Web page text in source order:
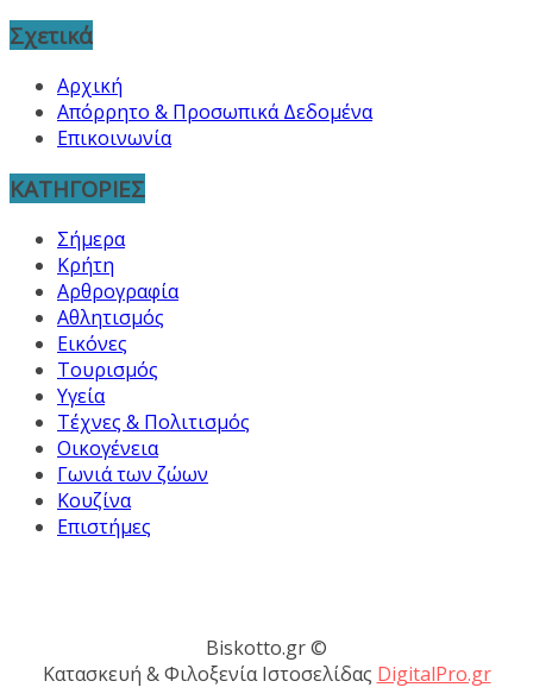
Σχετικά
Αρχική
Απόρρητο & Προσωπικά Δεδομένα
Επικοινωνία
ΚΑΤΗΓΟΡΙΕΣ
Σήμερα
Κρήτη
Αρθρογραφία
Αθλητισμός
Εικόνες
Τουρισμός
Υγεία
Τέχνες & Πολιτισμός
Οικογένεια
Γωνιά των ζώων
Κουζίνα
Επιστήμες
Biskotto.gr ©
Κατασκευή & Φιλοξενία Ιστοσελίδας DigitalPro.gr